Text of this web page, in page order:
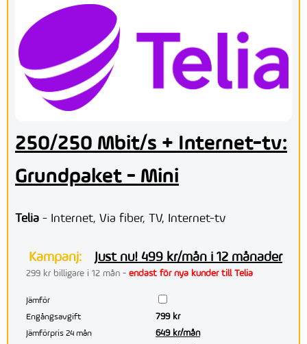
250/250 Mbit/s + Internet-tv:
Grundpaket - Mini
Telia - Internet, Via fiber, TV, Internet-tv
Kampanj: Just nu! 499 kr/mån i 12 månader
299 kr billigare i 12 mån - endast för nya kunder till Telia
Jämför
Engångsavgift
799 kr
Jämförpris 24 mån 649 kr/mån